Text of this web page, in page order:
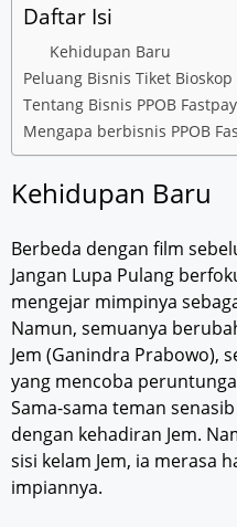
Daftar Isi
Kehidupan Baru
Peluang Bisnis Tiket Bioskop
Tentang Bisnis PPOB
Mengapa berbisnis PPOB
Kehidupan Baru
Berbeda dengan film
Jangan Lupa Pulang
mengejar mimpinya
Namun, semuanya
Jem (Ganindra Prabowo),
yang mencoba
Sama-sama teman
dengan kehadiran Jem.
sisi kelam Jem, ia merasa
impiannya.